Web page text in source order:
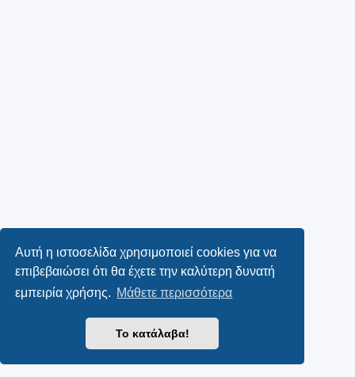
Αυτή η ιστοσελίδα χρησιμοποιεί cookies για να
επιβεβαιώσει ότι θα έχετε την καλύτερη δυνατή
εμπειρία χρήσης. Μάθετε περισσότερα
Το κατάλαβα!